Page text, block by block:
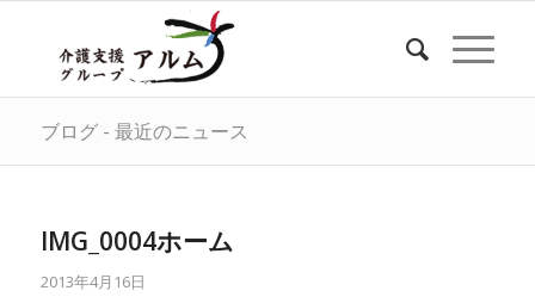
ブログ - 最近のニュース
IMG_0004ホーム
2013年4月16日